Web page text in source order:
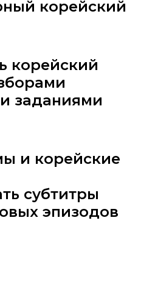
корейский
корейский
заданиями
и корейские
субтитры
эпизодов